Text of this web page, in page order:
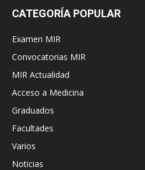
CATEGORÍA POPULAR
Examen MIR
Convocatorias MIR
MIR Actualidad
Acceso a Medicina
Graduados
Facultades
Varios
Noticias